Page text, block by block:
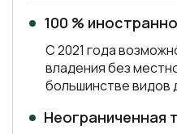
100 %
С 2021 года
владения без
большинстве видов
Неограниченная